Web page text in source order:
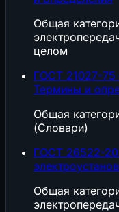
Общая
целом
ГОСТ 21027-75
Термины и
Общая
(Словари)
ГОСТ 26522-
Общая